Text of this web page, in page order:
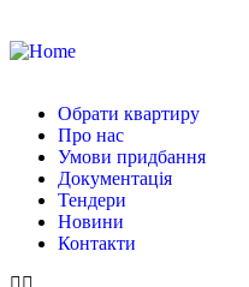
Обрати квартиру
Про нас
Умови придбання
Документація
Тендери
Новини
Контакти